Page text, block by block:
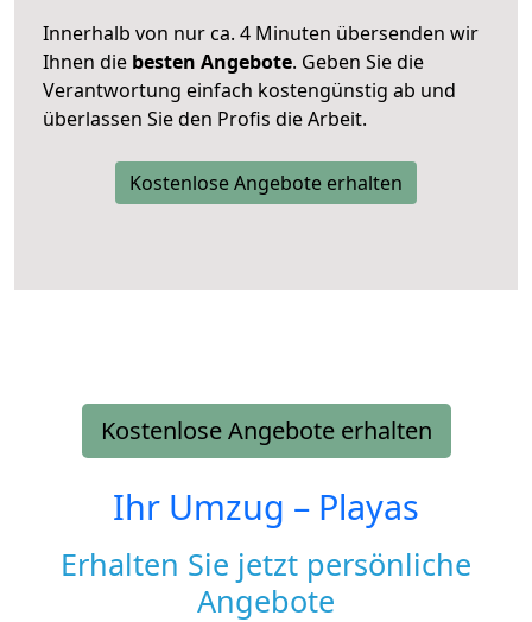
Innerhalb von nur ca. 4 Minuten übersenden wir
Ihnen die besten Angebote. Geben Sie die
Verantwortung einfach kostengünstig ab und
überlassen Sie den Profis die Arbeit.
Kostenlose Angebote erhalten
Kostenlose Angebote erhalten
Ihr Umzug – Playas
Erhalten Sie jetzt persönliche
Angebote